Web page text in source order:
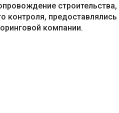
Александр Атрашков
Главный инженер
строительства,
контроля, предоставлялись
компании.